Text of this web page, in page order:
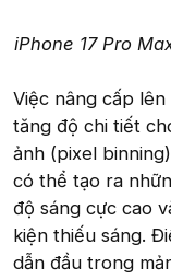
iPhone 17 Pro
Việc nâng cấp
tăng độ chi tiết
ảnh (pixel
có thể tạo ra
độ sáng cực cao
kiện thiếu sáng.
dẫn đầu trong